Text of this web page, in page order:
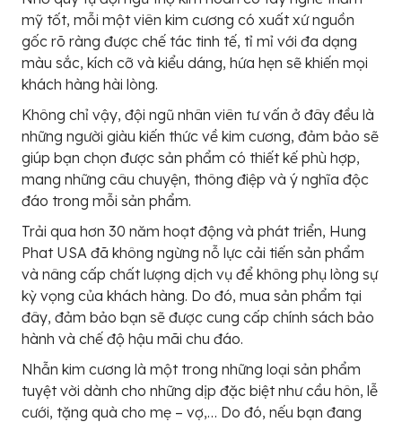
mỹ tốt, mỗi một viên kim cương có xuất xứ nguồn
gốc rõ ràng được chế tác tinh tế, tỉ mỉ với đa dạng
màu sắc, kích cỡ và kiểu dáng, hứa hẹn sẽ khiến mọi
khách hàng hài lòng.
Không chỉ vậy, đội ngũ nhân viên tư vấn ở đây đều là
những người giàu kiến thức về kim cương, đảm bảo sẽ
giúp bạn chọn được sản phẩm có thiết kế phù hợp,
mang những câu chuyện, thông điệp và ý nghĩa độc
đáo trong mỗi sản phẩm.
Trải qua hơn 30 năm hoạt động và phát triển, Hung
Phat USA đã không ngừng nỗ lực cải tiến sản phẩm
và nâng cấp chất lượng dịch vụ để không phụ lòng sự
kỳ vọng của khách hàng. Do đó, mua sản phẩm tại
đây, đảm bảo bạn sẽ được cung cấp chính sách bảo
hành và chế độ hậu mãi chu đáo.
Nhẫn kim cương là một trong những loại sản phẩm
tuyệt vời dành cho những dịp đặc biệt như cầu hôn, lễ
cưới, tặng quà cho mẹ – vợ,… Do đó, nếu bạn đang